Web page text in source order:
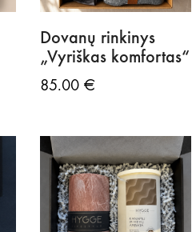
Dovanų rinkinys
„Vyriškas komfortas“
85.00 €